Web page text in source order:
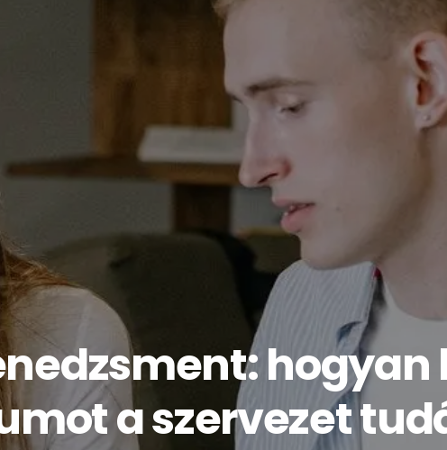
hogyan
a szervezet